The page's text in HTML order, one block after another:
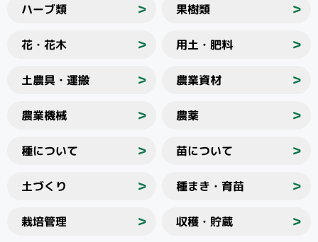
ハーブ類 ＞ 果樹類 ＞
花・花木 ＞ 用土・肥料 ＞
土農具・運搬 ＞ 農業資材 ＞
農業機械 ＞ 農薬 ＞
種について ＞ 苗について ＞
土づくり ＞ 種まき・育苗 ＞
栽培管理 ＞ 収穫・貯蔵 ＞